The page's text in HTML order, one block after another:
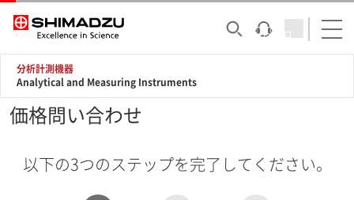
分析計測機器
Analytical and Measuring Instruments
価格問い合わせ
以下の3つのステップを完了してください。